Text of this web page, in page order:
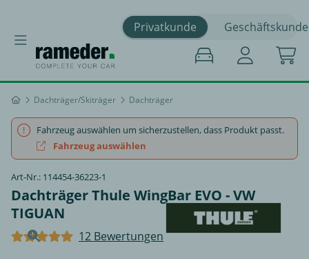
Privatkunde Geschäftskunde
Dachträger/Skiträger Dachträger
Fahrzeug auswählen um sicherzustellen, dass Produkt passt.
Fahrzeug auswählen
Art-Nr.: 114454-36223-1
Dachträger Thule WingBar EVO - VW
TIGUAN
12 Bewertungen